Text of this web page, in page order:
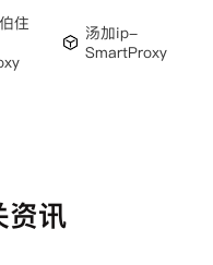
住
汤加ip-
SmartProxy
资讯